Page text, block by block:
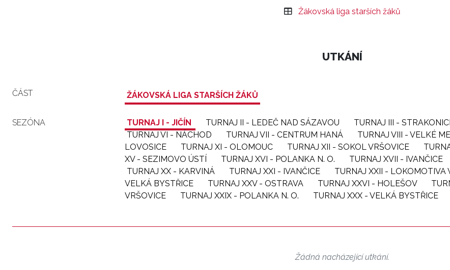
Žákovská liga starších žáků
UTKÁNÍ
ČÁST ŽÁKOVSKÁ LIGA STARŠÍCH ŽÁKŮ
SEZÓNA TURNAJ I - JIČÍN TURNAJ II - LEDEČ NAD SÁZAVOU TURNAJ III -
TURNAJ VI - NÁCHOD
TURNAJ VII - CENTRUM HANÁ TURNAJ VIII - VELKÉ
LOVOSICE
TURNAJ XI - OLOMOUC TURNAJ XII - SOKOL VRŠOVICE
XV - SEZIMOVO ÚSTÍ
TURNAJ XVI - POLANKA N. O. TURNAJ XVII - IVANČICE
TURNAJ XX - KARVINÁ
TURNAJ XXI - IVANČICE TURNAJ XXII - LOKOMOTIVA
VELKÁ BYSTŘICE
TURNAJ XXV - OSTRAVA TURNAJ XXVI - HOLEŠOV
VRŠOVICE
TURNAJ XXIX - POLANKA N. O. TURNAJ XXX - VELKÁ BYSTŘICE
Žádná nacházející utkání.